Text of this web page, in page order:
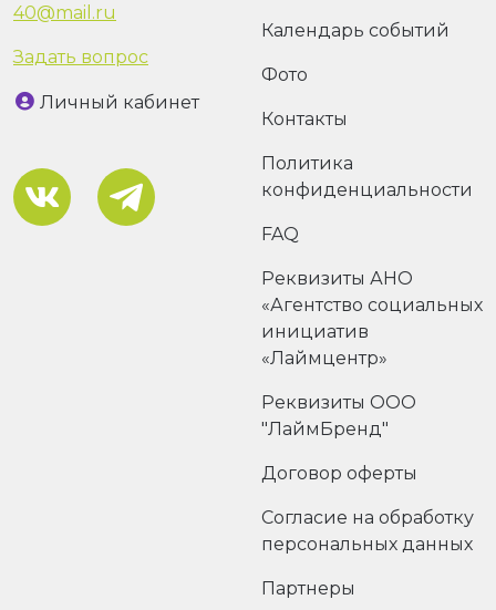
40@mail.ru
Задать вопрос
Личный кабинет
Календарь событий
Фото
Контакты
Политика
конфиденциальности
FAQ
Реквизиты АНО
«Агентство социальных
инициатив
«Лаймцентр»
Реквизиты ООО
"ЛаймБренд"
Договор оферты
Согласие на обработку
персональных данных
Партнеры